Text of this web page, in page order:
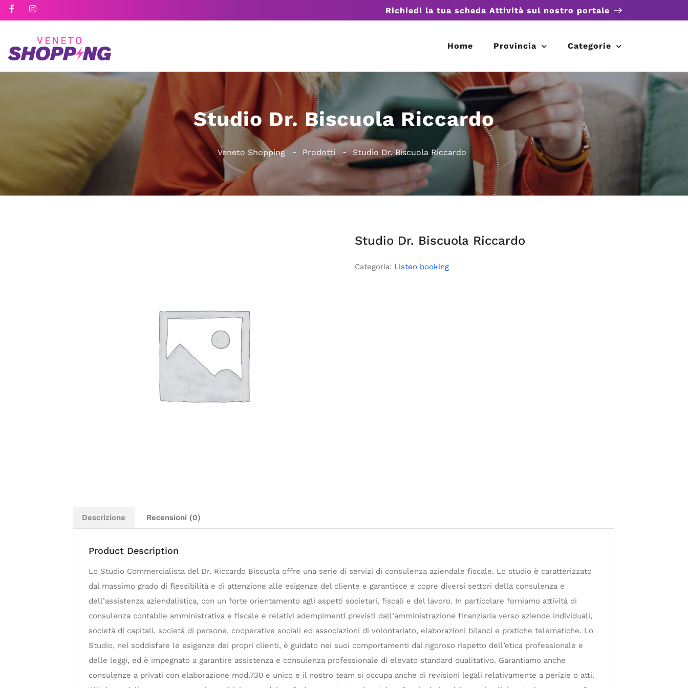
Richiedi la tua scheda Attività sul nostro portale
Home Provincia Categorie
Studio Dr. Biscuola Riccardo
Veneto Shopping Prodotti Studio Dr. Biscuola Riccardo
Studio Dr. Biscuola Riccardo
Categoria: Listeo booking
Descrizione Recensioni (0)
Product Description
Lo Studio Commercialista del Dr. Riccardo Biscuola offre una serie di servizi di consulenza aziendale fiscale. Lo studio è caratterizzato
dal massimo grado di flessibilità e di attenzione alle esigenze del cliente e garantisce e copre diversi settori della consulenza e
dell’assistenza aziendalistica, con un forte orientamento agli aspetti societari, fiscali e del lavoro. In particolare forniamo attività di
consulenza contabile amministrativa e fiscale e relativi adempimenti previsti dall’amministrazione finanziaria verso aziende individuali,
società di capitali, società di persone, cooperative sociali ed associazioni di volontariato, elaborazioni bilanci e pratiche telematiche. Lo
Studio, nel soddisfare le esigenze dei propri clienti, è guidato nei suoi comportamenti dal rigoroso rispetto dell’etica professionale e
delle leggi, ed è impegnato a garantire assistenza e consulenza professionale di elevato standard qualitativo. Garantiamo anche
consulenze a privati con elaborazione mod.730 e unico e il nostro team si occupa anche di revisioni legali relativamente a perizie o atti.